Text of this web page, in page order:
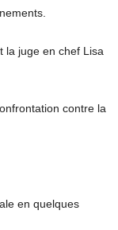
la juge en chef Lisa
contre la
en quelques